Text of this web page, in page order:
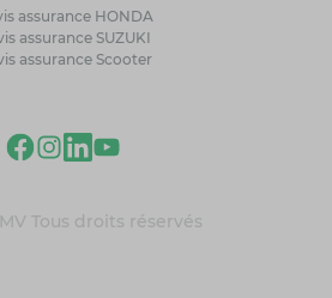
assurance HONDA
assurance SUZUKI
assurance Scooter
Tous droits réservés